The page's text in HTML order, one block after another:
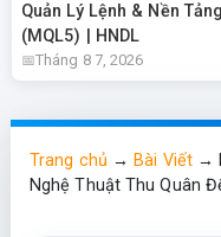
Quản Lý Lệnh & Nền
(MQL5) | HNDL
Tháng 8 7, 2026
Trang chủ →Bài Viết→
Nghệ Thuật Thu Quân